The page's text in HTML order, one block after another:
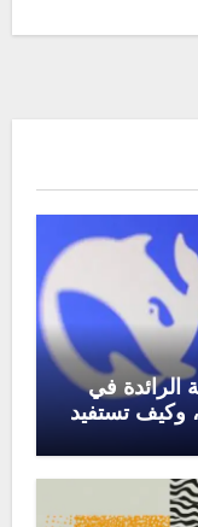
الرائدة في
وكيف تستفيد